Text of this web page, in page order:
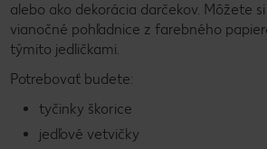
alebo ako dekorácia darčekov. Môžete
vianočné pohľadnice z farebného
týmito jedličkami.
Potrebovať budete:
tyčinky škorice
jedľové vetvičky